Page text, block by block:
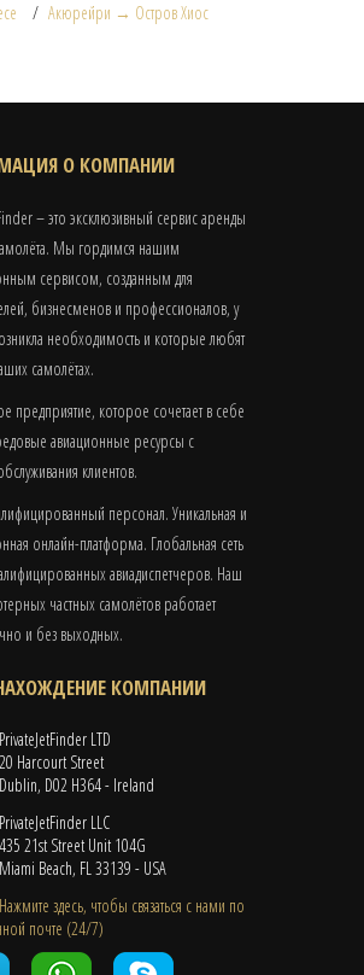
Акюрейри → Остров Хиос
О КОМПАНИИ
– это эксклюзивный сервис аренды
Мы гордимся нашим
сервисом, созданным для
бизнесменов и профессионалов, у
необходимость и которые любят
самолётах.
предприятие, которое сочетает в себе
авиационные ресурсы с
клиентов.
персонал. Уникальная и
онлайн-платформа. Глобальная сеть
авиадиспетчеров. Наш
частных самолётов работает
и без выходных.
КОМПАНИИ
PrivateJetFinder LTD
20 Harcourt Street
Dublin, D02 H364 - Ireland
PrivateJetFinder LLC
435 21st Street Unit 104G
Miami Beach, FL 33139 - USA
Нажмите здесь, чтобы связаться с нами по
почте (24/7)